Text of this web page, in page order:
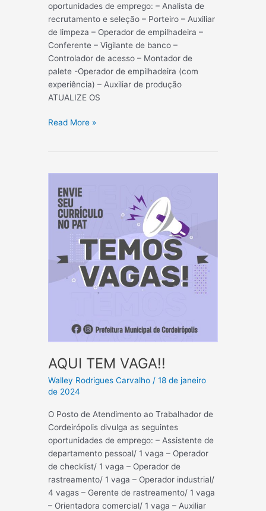
oportunidades de emprego: – Analista de
recrutamento e seleção – Porteiro – Auxiliar
de limpeza – Operador de empilhadeira –
Conferente – Vigilante de banco –
Controlador de acesso – Montador de
palete -Operador de empilhadeira (com
experiência) – Auxiliar de produção
ATUALIZE OS
AQUI
Read More »
AQUI TEM VAGA!!
Walley Rodrigues Carvalho/18 de janeiro
de 2024
O Posto de Atendimento ao Trabalhador de
Cordeirópolis divulga as seguintes
oportunidades de emprego: – Assistente de
departamento pessoal/ 1 vaga – Operador
de checklist/ 1 vaga – Operador de
rastreamento/ 1 vaga – Operador industrial/
4 vagas – Gerente de rastreamento/ 1 vaga
– Orientadora comercial/ 1 vaga – Auxiliar